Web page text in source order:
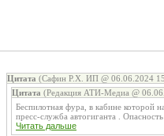
Цитата (Сафин Р.Х. ИП @ 06.06.2024
Цитата (Редакция АТИ-Медиа @
Беспилотная фура, в кабине
пресс-служба автогиганта .
Читать дальше